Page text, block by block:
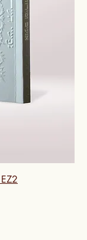
EZ2 זמירות שבת אנגלית עברית